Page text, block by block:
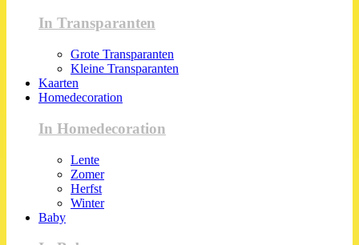
In Transparanten
Grote Transparanten
Kleine Transparanten
Kaarten
Homedecoration
In Homedecoration
Lente
Zomer
Herfst
Winter
Baby